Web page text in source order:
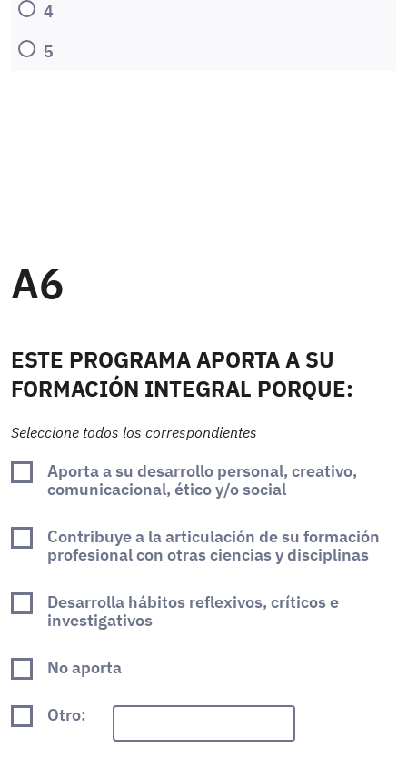
4
5
A6
ESTE PROGRAMA APORTA A SU
FORMACIÓN INTEGRAL PORQUE:
Seleccione todos los correspondientes
Aporta a su desarrollo personal, creativo,
comunicacional, ético y/o social
Contribuye a la articulación de su formación
profesional con otras ciencias y disciplinas
Desarrolla hábitos reflexivos, críticos e
investigativos
No aporta
Otro: